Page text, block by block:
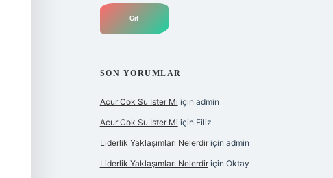
SON YORUMLAR
Acur Cok Su Ister Mi için admin
Acur Cok Su Ister Mi için Filiz
Liderlik Yaklaşımları Nelerdiriçin admin
Liderlik Yaklaşımları Nelerdiriçin Oktay